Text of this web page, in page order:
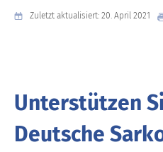
Zuletzt aktualisiert: 20. April 2021
Unterstützen
Deutsche